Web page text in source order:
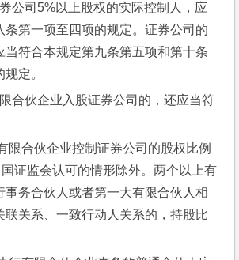
条第一项至四项的规定。证券公司的
当符合本规定第九条第五项和第十条
定。
国证监会认可的情形除外。两个以上有
事务合伙人或者第一大有限合伙人相
联关系、一致行动人关系的，持股比